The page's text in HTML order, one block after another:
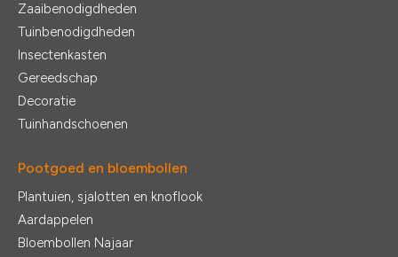
Zaaibenodigdheden
Tuinbenodigdheden
Insectenkasten
Gereedschap
Decoratie
Tuinhandschoenen
Pootgoed en bloembollen
Plantuien, sjalotten en knoflook
Aardappelen
Bloembollen Najaar